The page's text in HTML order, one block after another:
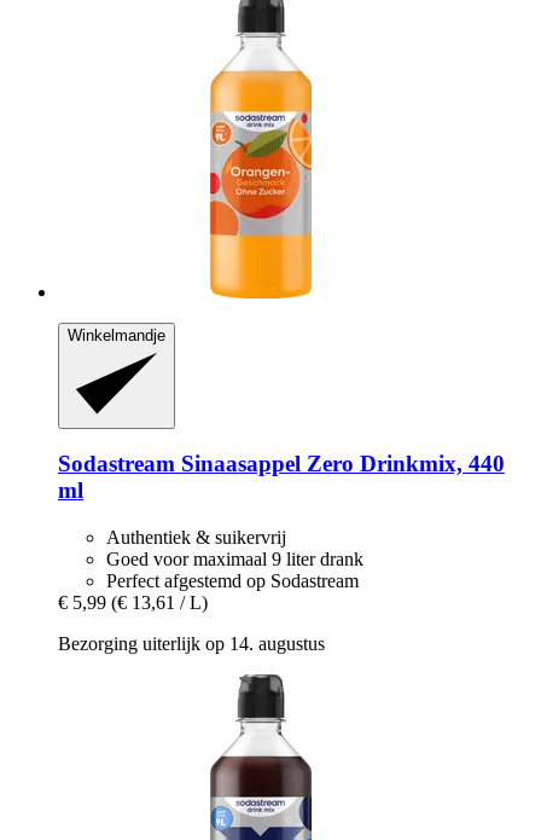
Winkelmandje
Sodastream Sinaasappel Zero Drinkmix, 440
ml
Authentiek & suikervrij
Goed voor maximaal 9 liter drank
Perfect afgestemd op Sodastream
€ 5,99 (€ 13,61 / L)
Bezorging uiterlijk op 14. augustus